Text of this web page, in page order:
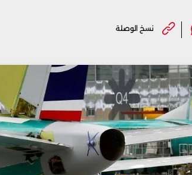
نسخ الوصلة